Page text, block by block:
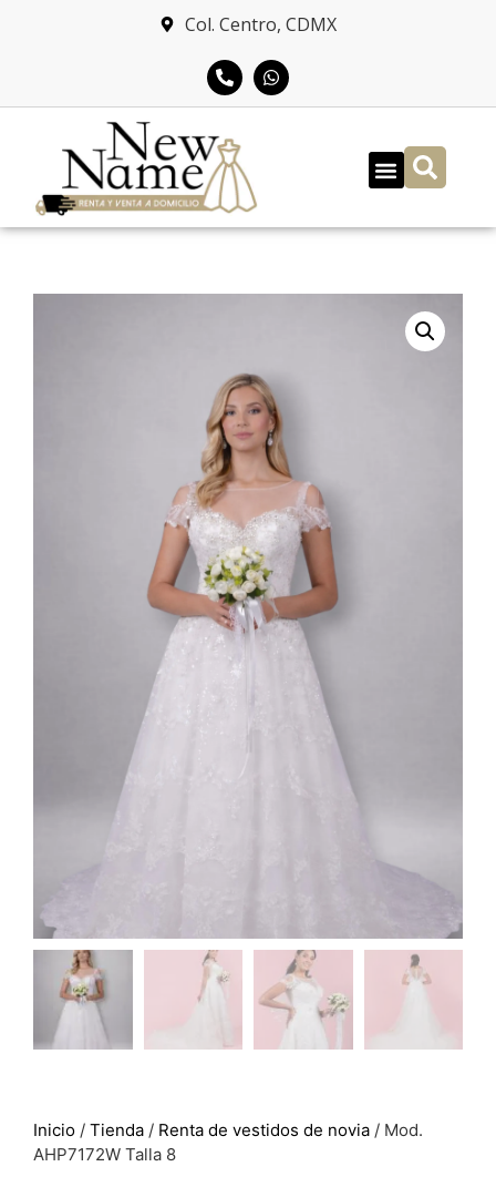
Col. Centro, CDMX
Inicio / Tienda / Renta de vestidos de novia / Mod.
AHP7172W Talla 8